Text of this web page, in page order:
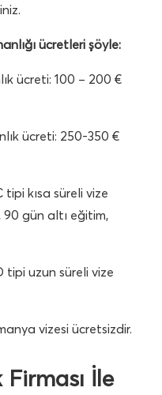
ücretleri şöyle:
ücreti: 100 – 200 €
ücreti: 250-350 €
tipi kısa süreli vize
gün altı eğitim,
tipi uzun süreli vize
vizesi ücretsizdir.
Firması İle